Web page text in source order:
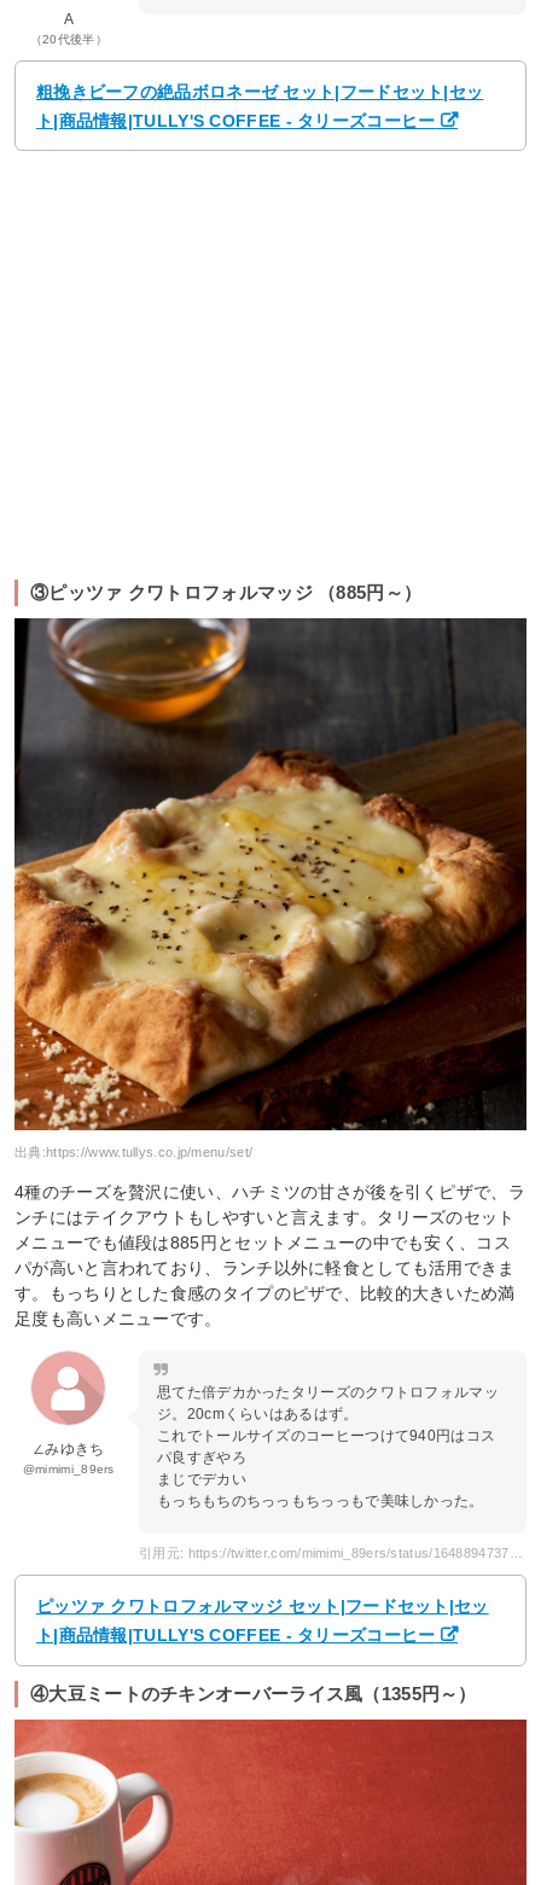
A
（20代後半）
粗挽きビーフの絶品ボロネーゼ セット|フードセット|セッ
ト|商品情報|TULLY'S COFFEE - タリーズコーヒー
③ピッツァ クワトロフォルマッジ （885円～）
出典: https://www.tullys.co.jp/menu/set/
4種のチーズを贅沢に使い、ハチミツの甘さが後を引くピザで、ラ
ンチにはテイクアウトもしやすいと言えます。タリーズのセット
メニューでも値段は885円とセットメニューの中でも安く、コス
パが高いと言われており、ランチ以外に軽食としても活用できま
す。もっちりとした食感のタイプのピザで、比較的大きいため満
足度も高いメニューです。
∠みゆきち
@mimimi_89ers
思てた倍デカかったタリーズのクワトロフォルマッ
ジ。20cmくらいはあるはず。
これでトールサイズのコーヒーつけて940円はコス
パ良すぎやろ
まじでデカい
もっちもちのちっっもちっっもで美味しかった。
ピッツァ クワトロフォルマッジ セット|フードセット|セッ
ト|商品情報|TULLY'S COFFEE - タリーズコーヒー
④大豆ミートのチキンオーバーライス風（1355円～）